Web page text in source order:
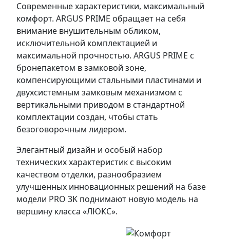
Современные характеристики, максимальный
комфорт. ARGUS PRIME обращает на себя
внимание внушительным обликом,
исключительной комплектацией и
максимальной прочностью. ARGUS PRIME с
бронепакетом в замковой зоне,
компенсирующими стальными пластинами и
двухсистемным замковым механизмом с
вертикальными приводом в стандартной
комплектации создан, чтобы стать
безоговорочным лидером.
Элегантный дизайн и особый набор
технических характеристик с высоким
качеством отделки, разнообразием
улучшенных инновационных решений на базе
модели PRO 3K поднимают новую модель на
вершину класса «ЛЮКС».